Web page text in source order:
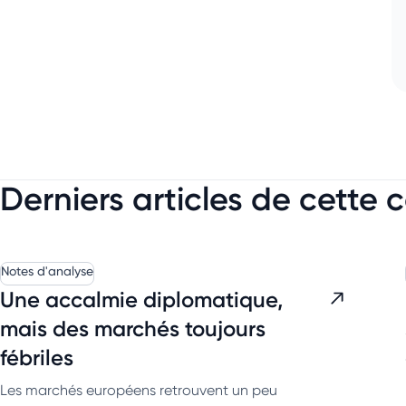
Derniers articles de cette
Notes d'analyse
Une accalmie diplomatique,
mais des marchés toujours
fébriles
Les marchés européens retrouvent un peu